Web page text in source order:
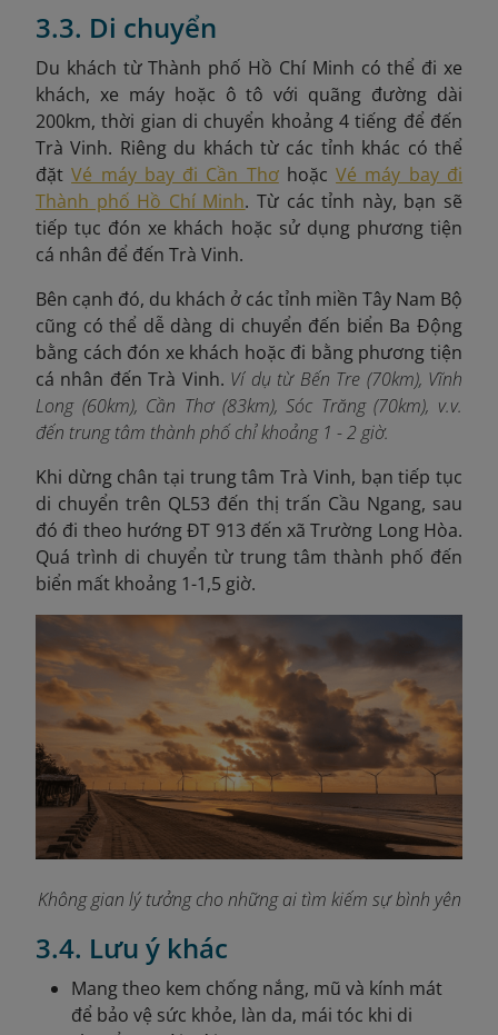
3.3. Di chuyển
Du khách từ Thành phố Hồ Chí Minh có thể đi xe
khách, xe máy hoặc ô tô với quãng đường dài
200km, thời gian di chuyển khoảng 4 tiếng để đến
Trà Vinh. Riêng du khách từ các tỉnh khác có thể
đặtVé máy bay đi Cần ThơhoặcVé máy bay đi
Thành phố Hồ Chí Minh. Từ các tỉnh này, bạn sẽ
tiếp tục đón xe khách hoặc sử dụng phương tiện
cá nhân để đến Trà Vinh.
Bên cạnh đó, du khách ở các tỉnh miền Tây Nam Bộ
cũng có thể dễ dàng di chuyển đến biển Ba Động
bằng cách đón xe khách hoặc đi bằng phương tiện
cá nhân đến Trà Vinh. Ví dụ từ Bến Tre (70km), Vĩnh
Long (60km), Cần Thơ (83km), Sóc Trăng (70km), v.v.
đến trung tâm thành phố chỉ khoảng 1 - 2 giờ.
Khi dừng chân tại trung tâm Trà Vinh, bạn tiếp tục
di chuyển trên QL53 đến thị trấn Cầu Ngang, sau
đó đi theo hướng ĐT 913 đến xã Trường Long Hòa.
Quá trình di chuyển từ trung tâm thành phố đến
biển mất khoảng 1-1,5 giờ.
Không gian lý tưởng cho những ai tìm kiếm sự bình yên
3.4. Lưu ý khác
Mang theo kem chống nắng, mũ và kính mát
để bảo vệ sức khỏe, làn da, mái tóc khi di